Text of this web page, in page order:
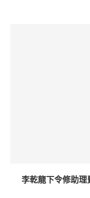
李乾龍下令修助